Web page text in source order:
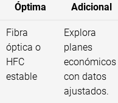
Óptima
Adicional
Fibra
óptica o
HFC
estable
Explora
planes
económicos
con datos
ajustados.